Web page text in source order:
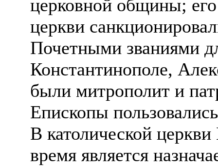
церковной общины; его
церкви
Почетными званиями
Константинополе,
были митрополит и
Епископы
В католической
время является